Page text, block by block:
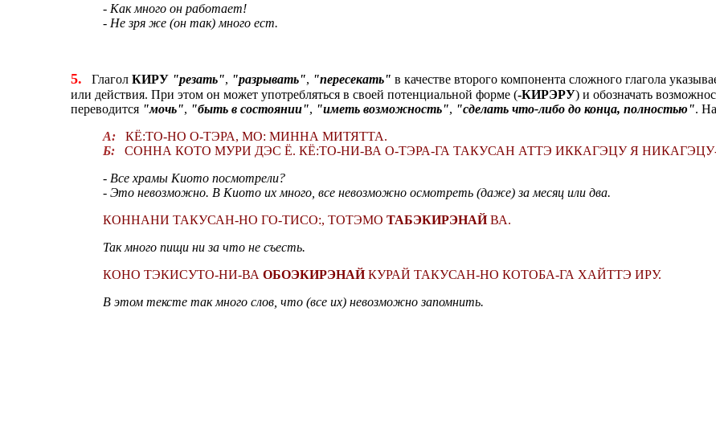
- Как много он работает!
- Не зря же (он так) много ест.
5. Глагол КИРУ "резать", "разрывать", "пересекать" в качестве второго компонента сложного глагола
или действия. При этом он может употребляться в своей потенциальной форме (-КИРЭРУ) и обозначать
переводится "мочь", "быть в состоянии", "иметь возможность", "сделать что-либо до конца, полностью".
А:
КЁ:ТО-НО О-ТЭРА, МО: МИННА МИТЯТТА.
Б:
СОННА КОТО МУРИ ДЭС Ё. КЁ:ТО-НИ-ВА О-ТЭРА-ГА ТАКУСАН АТТЭ ИККАГЭЦУ Я
- Все храмы Киото посмотрели?
- Это невозможно. В Киото их много, все невозможно осмотреть (даже) за месяц или два.
КОННАНИ ТАКУСАН-НО ГО-ТИСО:, ТОТЭМО ТАБЭКИРЭНАЙВА.
Так много пищи ни за что не съесть.
КОНО ТЭКИСУТО-НИ-ВА ОБОЭКИРЭНАЙКУРАЙ ТАКУСАН-НО КОТОБА-ГА ХАЙТТЭ ИРУ.
В этом тексте так много слов, что (все их) невозможно запомнить.